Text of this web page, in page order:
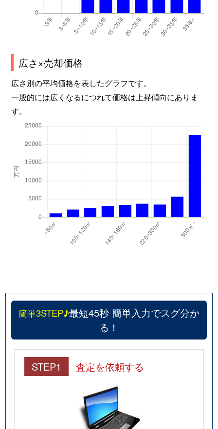
住吉学区
620万円
丹波橋
2,000万円
伏見(京都)
住吉学区
南浜学区
430万円
南浜学区
680万円
中書島
南浜学区
3,400万円
中書島
南浜学区
南浜学区
中書島
南浜学区
4,700万円
伏見桃山
2,200万円
南浜学区
2,900万円 桃山御陵前
広さ×売却価格
広さ別の平均価格を表したグラフです。
一般的には広くなるにつれて価格は上昇傾向にありま
す。
簡単3STEP♪最短45秒 簡単入力でスグ分か
る！
STEP1 査定を依頼する